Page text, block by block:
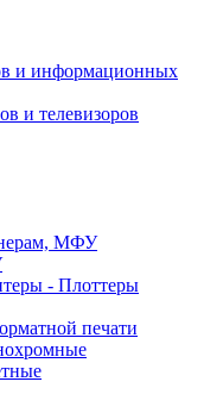
и информационных
и телевизоров
МФУ
- Плоттеры
печати